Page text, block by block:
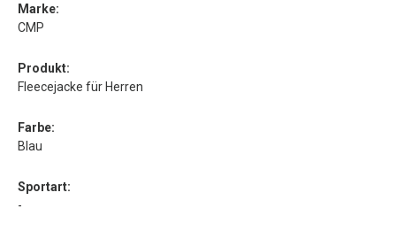
Marke:
CMP
Produkt:
Fleecejacke für Herren
Farbe:
Blau
Sportart:
-